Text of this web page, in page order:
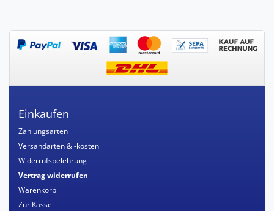
Einkaufen
Zahlungsarten
Versandarten & -kosten
Widerrufsbelehrung
Vertrag widerrufen
Warenkorb
Zur Kasse